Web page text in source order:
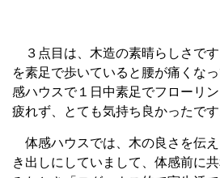
３点目は、木造の素晴らしさで
を素足で歩いていると腰が痛くな
感ハウスで１日中素足でフローリ
疲れず、とても気持ち良かったです
体感ハウスでは、木の良さを伝
き出しにしていまして、体感前に